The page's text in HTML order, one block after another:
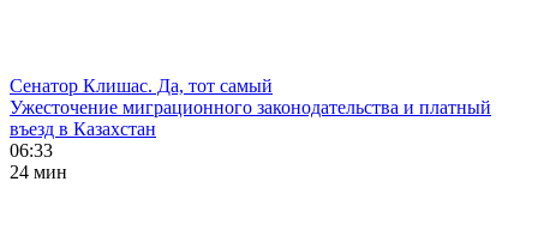
Сенатор Клишас. Да, тот самый
Ужесточение миграционного законодательства и платный
въезд в Казахстан
06:33
24 мин